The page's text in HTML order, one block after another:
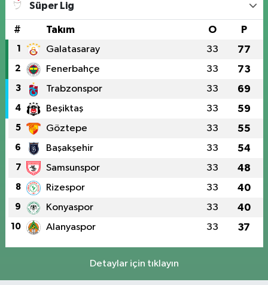
Süper Lig
# Takım O P
1 Galatasaray 33 77
2 Fenerbahçe 33 73
3 Trabzonspor 33 69
4 Beşiktaş 33 59
5 Göztepe 33 55
6 Başakşehir 33 54
7 Samsunspor 33 48
8 Rizespor 33 40
9 Konyaspor 33 40
10 Alanyaspor 33 37
Detaylar için tıklayın